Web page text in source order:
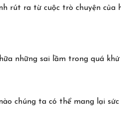
rút ra từ cuộc trò chuyện của
những sai lầm trong quá
chúng ta có thể mang lại